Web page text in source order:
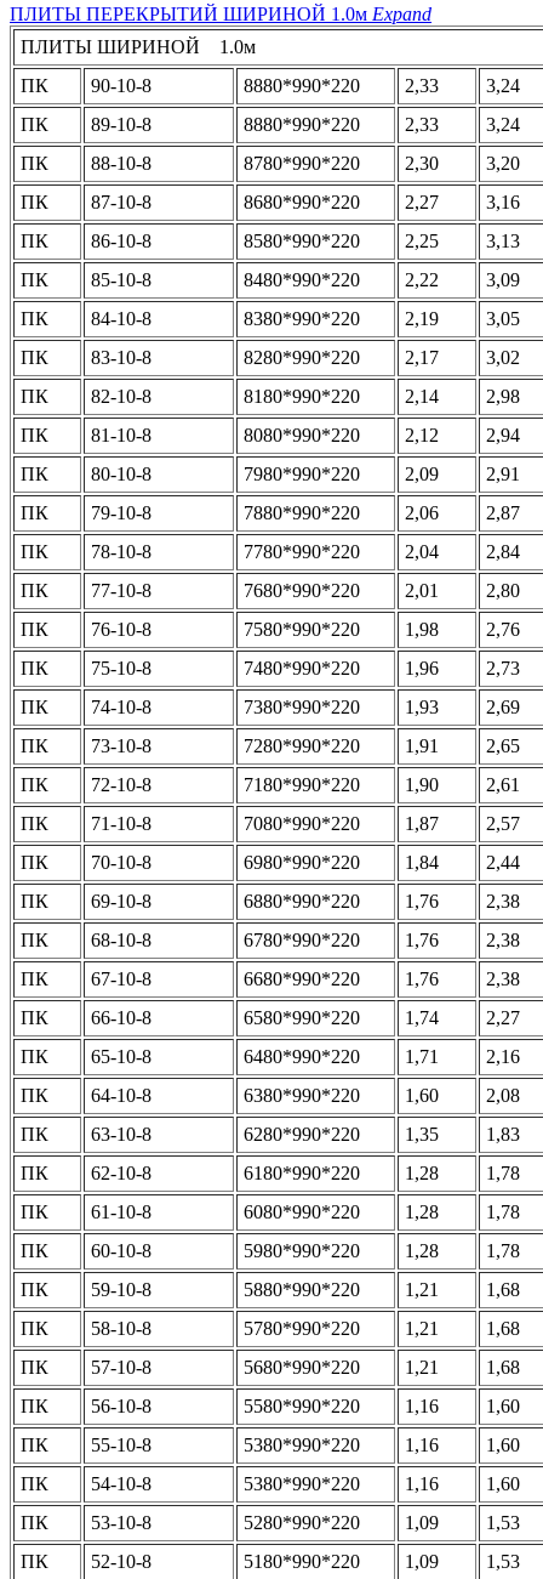
ПЛИТЫ ПЕРЕКРЫТИЙ ШИРИНОЙ 1.0м Expand
ПЛИТЫ ШИРИНОЙ 1.0м
ПК
90-10-8 8880*990*220 2,33
3,24
ПК
89-10-8 8880*990*220 2,33
3,24
ПК
88-10-8 8780*990*220 2,30
3,20
ПК
87-10-8 8680*990*220 2,27
3,16
ПК
86-10-8 8580*990*220 2,25
3,13
ПК
85-10-8 8480*990*220 2,22
3,09
ПК
84-10-8 8380*990*220 2,19
3,05
ПК
83-10-8 8280*990*220 2,17
3,02
ПК
82-10-8 8180*990*220 2,14
2,98
ПК
81-10-8 8080*990*220 2,12
2,94
ПК
80-10-8 7980*990*220 2,09
2,91
ПК
79-10-8 7880*990*220 2,06
2,87
ПК
78-10-8 7780*990*220 2,04
2,84
ПК
77-10-8 7680*990*220 2,01
2,80
ПК
76-10-8 7580*990*220 1,98
2,76
ПК
75-10-8 7480*990*220 1,96
2,73
ПК
74-10-8 7380*990*220 1,93
2,69
ПК
73-10-8 7280*990*220 1,91
2,65
ПК
72-10-8 7180*990*220 1,90
2,61
ПК
71-10-8 7080*990*220 1,87
2,57
ПК
70-10-8 6980*990*220 1,84
2,44
ПК
69-10-8 6880*990*220 1,76
2,38
ПК
68-10-8 6780*990*220 1,76
2,38
ПК
67-10-8 6680*990*220 1,76
2,38
ПК
66-10-8 6580*990*220 1,74
2,27
ПК
65-10-8 6480*990*220 1,71
2,16
ПК
64-10-8 6380*990*220 1,60
2,08
ПК
63-10-8 6280*990*220 1,35
1,83
ПК
62-10-8 6180*990*220 1,28
1,78
ПК
61-10-8 6080*990*220 1,28
1,78
ПК
60-10-8 5980*990*220 1,28
1,78
ПК
59-10-8 5880*990*220 1,21
1,68
ПК
58-10-8 5780*990*220 1,21
1,68
ПК
57-10-8 5680*990*220 1,21
1,68
ПК
56-10-8 5580*990*220 1,16
1,60
ПК
55-10-8 5380*990*220 1,16
1,60
ПК
54-10-8 5380*990*220 1,16
1,60
ПК
53-10-8 5280*990*220 1,09
1,53
ПК
52-10-8 5180*990*220 1,09 1,53